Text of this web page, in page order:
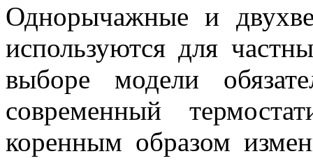
Однорычажные и
используются для
выборе модели
современный
коренным образом